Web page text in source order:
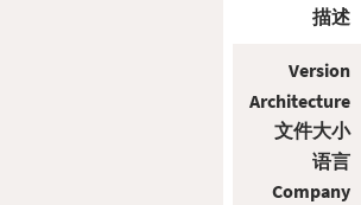
描述
Version
Architecture
文件大小
语言
Company